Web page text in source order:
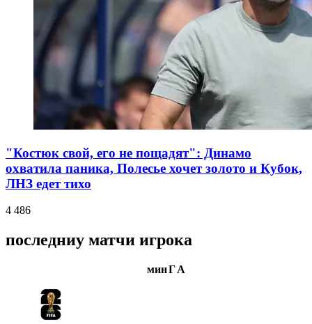
"Костюк свой, его не пощадят": Динамо
охватила паника, Полесье хочет золото и Кубок,
ЛНЗ едет тихо
4 486
последниу матчи игрока
минГА